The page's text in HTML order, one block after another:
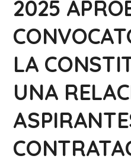
2025
LA
UNA